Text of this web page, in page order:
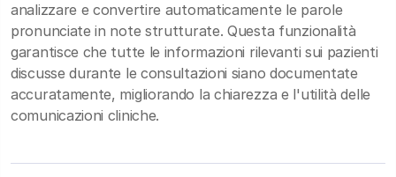
analizzare e convertire automaticamente le parole
pronunciate in note strutturate. Questa funzionalità
garantisce che tutte le informazioni rilevanti sui pazienti
discusse durante le consultazioni siano documentate
accuratamente, migliorando la chiarezza e l'utilità delle
comunicazioni cliniche.